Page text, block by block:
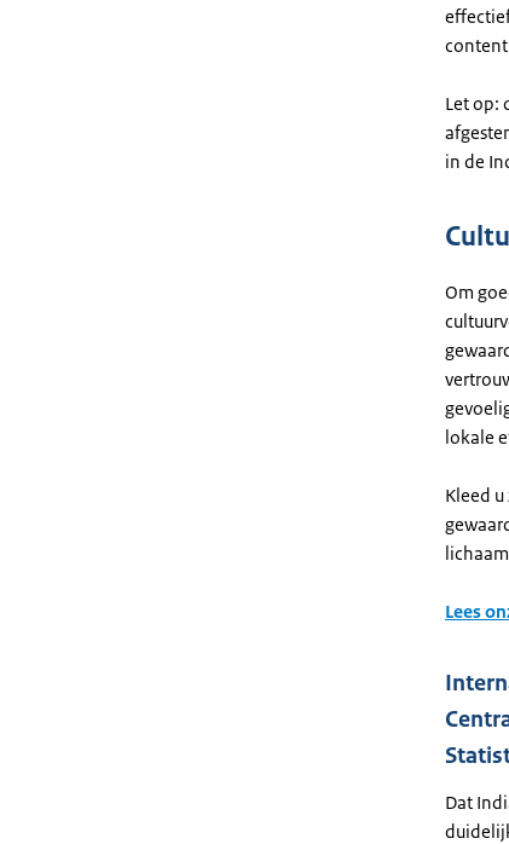
content
Let op:
in de
Om
lokale
Kleed
Lees
Dat